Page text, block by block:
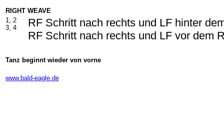
RIGHT WEAVE
1, 2
3, 4
RF Schritt nach rechts und LF hinter
RF Schritt nach rechts und LF vor dem
Tanz beginnt wieder von vorne
www.bald-eagle.de